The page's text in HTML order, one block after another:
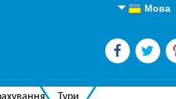
Мова
Англійська